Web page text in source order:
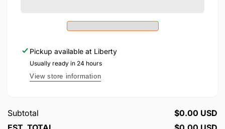
Pickup available at Liberty
Usually ready in 24 hours
View store information
Subtotal
$0.00 USD